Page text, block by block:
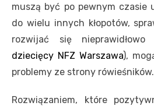
muszą być po pewnym czasie
do wielu innych kłopotów,
rozwijać się nieprawidłowo
dziecięcy NFZ Warszawa),
problemy ze strony rówieśników.
Rozwiązaniem, które